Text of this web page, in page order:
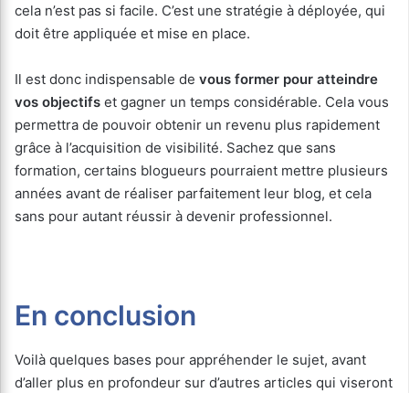
cela n’est pas si facile. C’est une stratégie à déployée, qui
doit être appliquée et mise en place.
Il est donc indispensable de vous former pour atteindre
vos objectifs et gagner un temps considérable. Cela vous
permettra de pouvoir obtenir un revenu plus rapidement
grâce à l’acquisition de visibilité. Sachez que sans
formation, certains blogueurs pourraient mettre plusieurs
années avant de réaliser parfaitement leur blog, et cela
sans pour autant réussir à devenir professionnel.
En conclusion
Voilà quelques bases pour appréhender le sujet, avant
d’aller plus en profondeur sur d’autres articles qui viseront